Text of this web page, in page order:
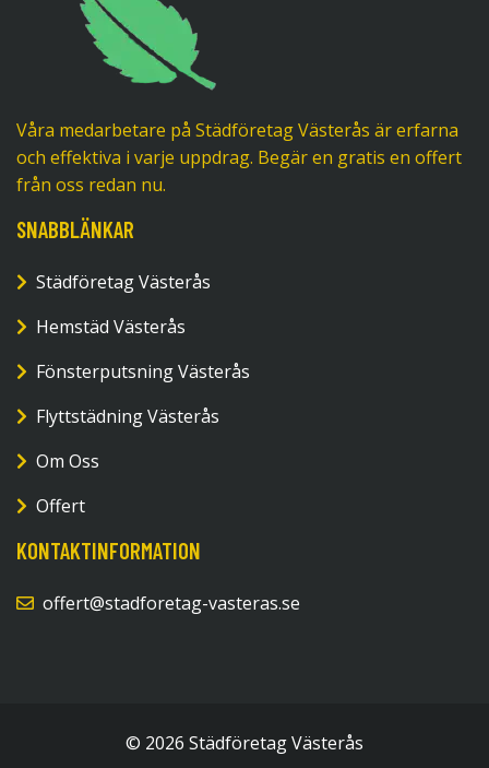
Våra medarbetare på Städföretag Västerås är erfarna
och effektiva i varje uppdrag. Begär en gratis en offert
från oss redan nu.
SNABBLÄNKAR
Städföretag Västerås
Hemstäd Västerås
Fönsterputsning Västerås
Flyttstädning Västerås
Om Oss
Offert
KONTAKTINFORMATION
offert@stadforetag-vasteras.se
© 2026 Städföretag Västerås